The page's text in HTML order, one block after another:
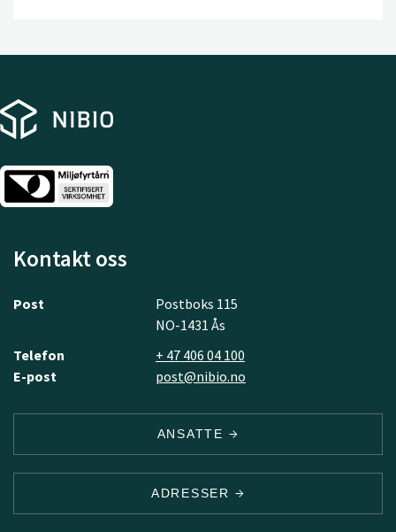
Kontakt oss
Post
Postboks 115
NO-1431 Ås
Telefon
+ 47 406 04 100
E-post
post@nibio.no
ANSATTE
ADRESSER